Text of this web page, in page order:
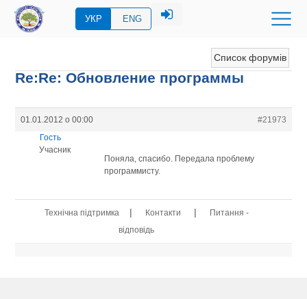
УКР ENG
Список форумів
Re:Re: Обновление программы
01.01.2012 о 00:00
#21973
Гость
Учасник
Поняла, спасибо. Передала проблему
программисту.
Технічна підтримка | Контакти |
Питання -
відповідь